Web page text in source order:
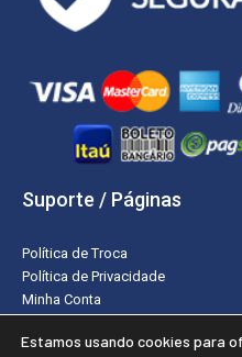
Suporte / Páginas
Política de Troca
Política de Privacidade
Minha Conta
Estamos usando cookies para